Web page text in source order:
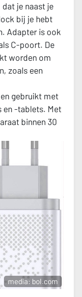
je naast je
bij je hebt
Adapter is ook
C-poort. De
worden om
zoals een
gebruikt met
en -tablets. Met
binnen 30
media: bol.com